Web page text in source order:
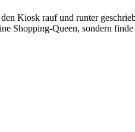
Kiosk rauf und runter
Shopping-Queen, sondern